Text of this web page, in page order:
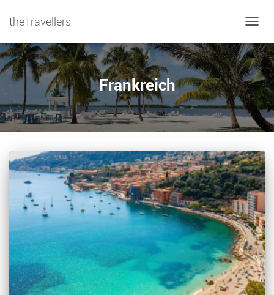
theTravellers
Frankreich